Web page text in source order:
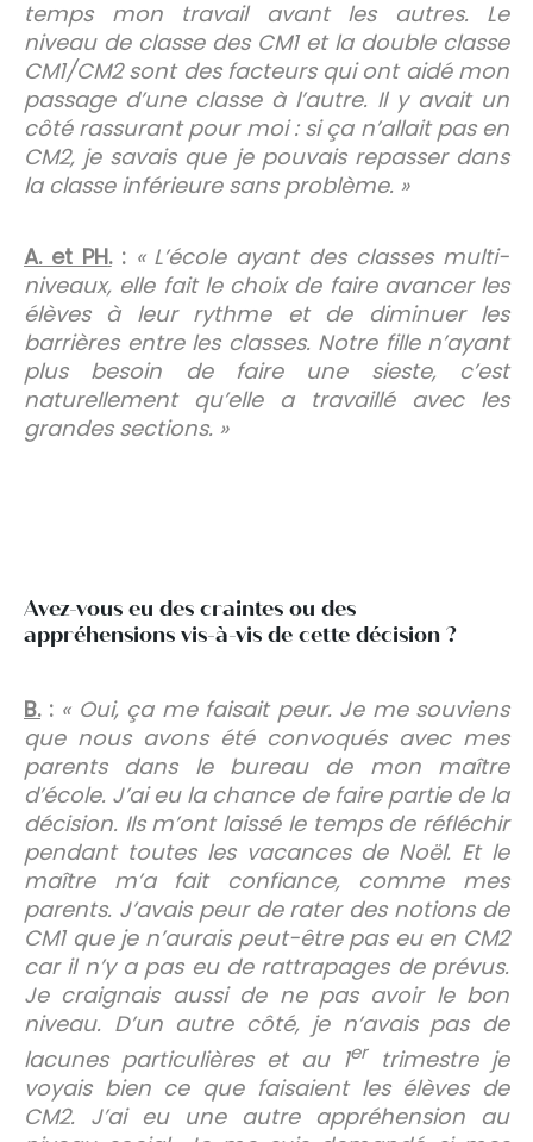
temps mon travail avant les autres. Le
niveau de classe des CM1 et la double classe
CM1/CM2 sont des facteurs qui ont aidé mon
passage d’une classe à l’autre. Il y avait un
côté rassurant pour moi : si ça n’allait pas en
CM2, je savais que je pouvais repasser dans
la classe inférieure sans problème. »
A. et PH.: « L’école ayant des classes multi-
niveaux, elle fait le choix de faire avancer les
élèves à leur rythme et de diminuer les
barrières entre les classes. Notre fille n’ayant
plus besoin de faire une sieste, c’est
naturellement qu’elle a travaillé avec les
grandes sections. »
Avez-vous eu des craintes ou des
appréhensions vis-à-vis de cette décision ?
B.: « Oui, ça me faisait peur. Je me souviens
que nous avons été convoqués avec mes
parents dans le bureau de mon maître
d’école. J’ai eu la chance de faire partie de la
décision. Ils m’ont laissé le temps de réfléchir
pendant toutes les vacances de Noël. Et le
maître m’a fait confiance, comme mes
parents. J’avais peur de rater des notions de
CM1 que je n’aurais peut-être pas eu en CM2
car il n’y a pas eu de rattrapages de prévus.
Je craignais aussi de ne pas avoir le bon
niveau. D’un autre côté, je n’avais pas de
lacunes particulières et au 1ertrimestre je
voyais bien ce que faisaient les élèves de
CM2. J’ai eu une autre appréhension au